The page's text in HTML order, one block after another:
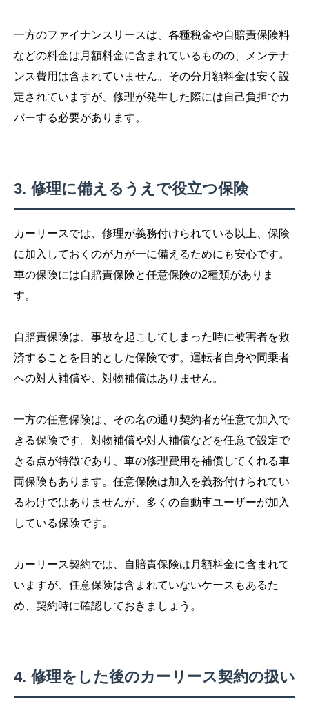
一方のファイナンスリースは、各種税金や自賠責保険料
などの料金は月額料金に含まれているものの、メンテナ
ンス費用は含まれていません。その分月額料金は安く設
定されていますが、修理が発生した際には自己負担でカ
バーする必要があります。
修理に備えるうえで役立つ保険
カーリースでは、修理が義務付けられている以上、保険
に加入しておくのが万が一に備えるためにも安心です。
車の保険には自賠責保険と任意保険の2種類がありま
す。
自賠責保険は、事故を起こしてしまった時に被害者を救
済することを目的とした保険です。運転者自身や同乗者
への対人補償や、対物補償はありません。
一方の任意保険は、その名の通り契約者が任意で加入で
きる保険です。対物補償や対人補償などを任意で設定で
きる点が特徴であり、車の修理費用を補償してくれる車
両保険もあります。任意保険は加入を義務付けられてい
るわけではありませんが、多くの自動車ユーザーが加入
している保険です。
カーリース契約では、自賠責保険は月額料金に含まれて
いますが、任意保険は含まれていないケースもあるた
め、契約時に確認しておきましょう。
修理をした後のカーリース契約の扱い